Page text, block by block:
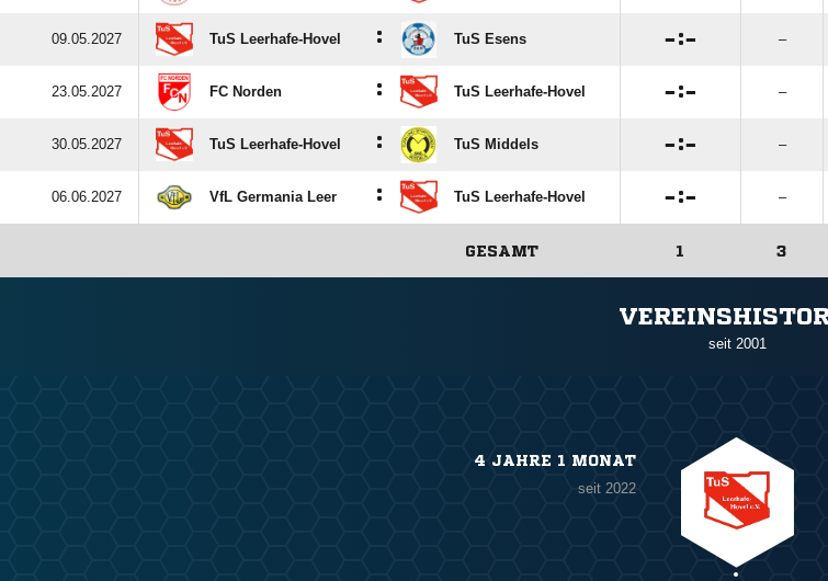
09.05.2027 TuS Leerhafe-Hovel : TuS Esens : –
23.05.2027 FC Norden : TuS Leerhafe-Hovel : –
30.05.2027 TuS Leerhafe-Hovel : TuS Middels : –
06.06.2027 VfL Germania Leer : TuS Leerhafe-Hovel : –
GESAMT 1 3
seit 2001
4 JAHRE 1 MONAT
seit 2022